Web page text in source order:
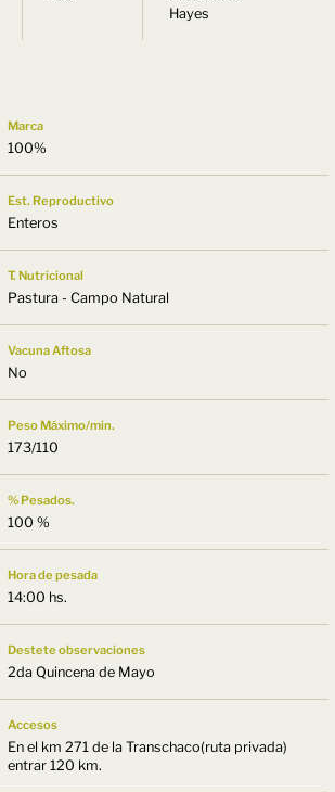
Hayes
Marca
100%
Est. Reproductivo
Enteros
T. Nutricional
Pastura - Campo Natural
Vacuna Aftosa
No
Peso Máximo/min.
173/110
% Pesados.
100 %
Hora de pesada
14:00 hs.
Destete observaciones
2da Quincena de Mayo
Accesos
En el km 271 de la Transchaco(ruta privada)
entrar 120 km.